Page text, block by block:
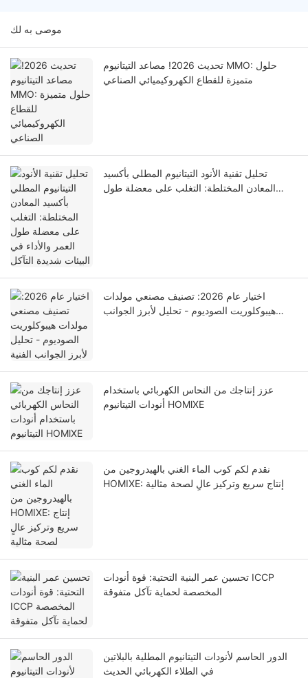
موصى به لك
تحديث 2026! مصاعد التيتانيوم MMO: حلول
متميزة للقطاع الكهروكيميائي الصناعي
تحليل تقنية الأنود التيتانيوم المطلي بأكسيد
المعادن المختلطة: التغلب على معضلة طول
اختيار عام 2026: تصنيف مصنعي مولدات
هيبوكلوريت الصوديوم - تحليل لأبرز الجوانب
عزز إنتاجك من النحاس الكهربائي باستخدام
أنودات التيتانيوم HOMlXE
نقدم لكم كوب الماء الغني بالهيدروجين من
HOMIXE: إنتاج سريع وتركيز عالٍ لصحة مثالية
تحسين عمر البنية التحتية: قوة أنودات ICCP
المخصصة لحماية تآكل متفوقة
الدور الحاسم لأنودات التيتانيوم المطلية بالبلاتين
في الطلاء الكهربائي الحديث